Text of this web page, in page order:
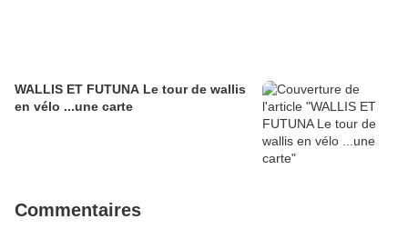
WALLIS ET FUTUNA Le tour de wallis
en vélo ...une carte
Commentaires